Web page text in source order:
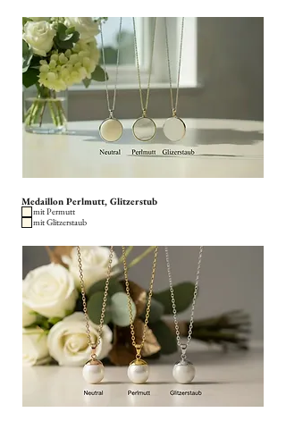
Medaillon Perlmutt, Glitzerstub
mit Permutt
mit Glitzerstaub